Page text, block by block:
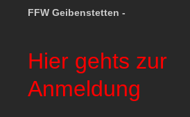
FFW Geibenstetten -
Hier gehts zur
Anmeldung